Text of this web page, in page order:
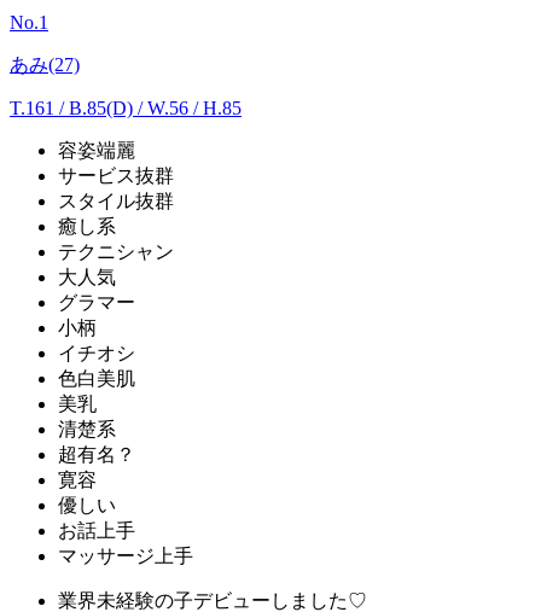
No.1
あみ(27)
T.161 /B.85(D) / W.56 / H.85
容姿端麗
サービス抜群
スタイル抜群
癒し系
テクニシャン
大人気
グラマー
小柄
イチオシ
色白美肌
美乳
清楚系
超有名？
寛容
優しい
お話上手
マッサージ上手
業界未経験の子デビューしました♡